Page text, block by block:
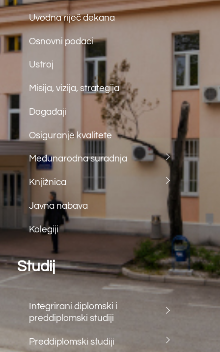
Matice Hrvatske bb
88000 Mostar
tel: (+387) 36 312 791
fax: (+387) 36 312 791
e.mail:
Back
To
Farmaceutski fakultet u Mostaru
Made by